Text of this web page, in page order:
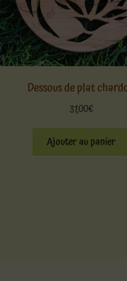
Dessous de plat
31,00€
Ajouter au panier